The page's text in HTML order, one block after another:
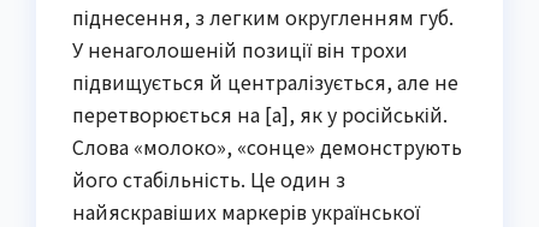
піднесення, з легким округленням губ.
У ненаголошеній позиції він трохи
підвищується й централізується, але не
перетворюється на [а], як у російській.
Слова «молоко», «сонце» демонструють
його стабільність. Це один з
найяскравіших маркерів української